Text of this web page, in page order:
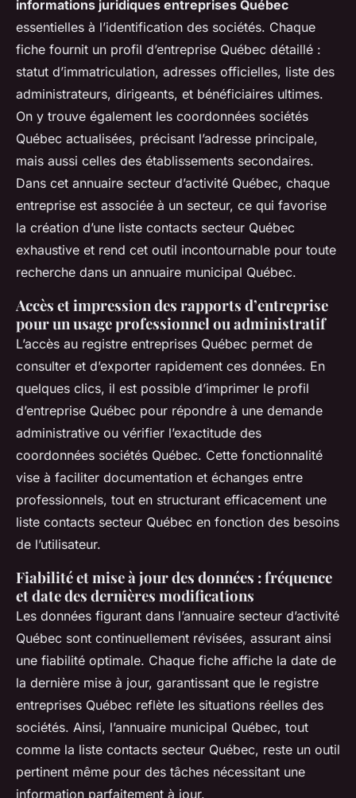
informations juridiques entreprises Québec
essentielles à l’identification des sociétés. Chaque
fiche fournit un profil d’entreprise Québec détaillé :
statut d’immatriculation, adresses officielles, liste des
administrateurs, dirigeants, et bénéficiaires ultimes.
On y trouve également les coordonnées sociétés
Québec actualisées, précisant l’adresse principale,
mais aussi celles des établissements secondaires.
Dans cet annuaire secteur d’activité Québec, chaque
entreprise est associée à un secteur, ce qui favorise
la création d’une liste contacts secteur Québec
exhaustive et rend cet outil incontournable pour toute
recherche dans un annuaire municipal Québec.
Accès et impression des rapports d’entreprise
pour un usage professionnel ou administratif
L’accès au registre entreprises Québec permet de
consulter et d’exporter rapidement ces données. En
quelques clics, il est possible d’imprimer le profil
d’entreprise Québec pour répondre à une demande
administrative ou vérifier l’exactitude des
coordonnées sociétés Québec. Cette fonctionnalité
vise à faciliter documentation et échanges entre
professionnels, tout en structurant efficacement une
liste contacts secteur Québec en fonction des besoins
de l’utilisateur.
Fiabilité et mise à jour des données : fréquence
et date des dernières modifications
Les données figurant dans l’annuaire secteur d’activité
Québec sont continuellement révisées, assurant ainsi
une fiabilité optimale. Chaque fiche affiche la date de
la dernière mise à jour, garantissant que le registre
entreprises Québec reflète les situations réelles des
sociétés. Ainsi, l’annuaire municipal Québec, tout
comme la liste contacts secteur Québec, reste un outil
pertinent même pour des tâches nécessitant une
information parfaitement à jour.